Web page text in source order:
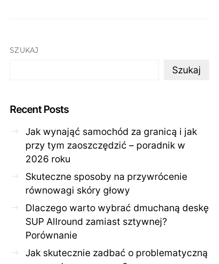
SZUKAJ
Szukaj
Recent Posts
Jak wynająć samochód za granicą i jak
przy tym zaoszczędzić – poradnik w
2026 roku
Skuteczne sposoby na przywrócenie
równowagi skóry głowy
Dlaczego warto wybrać dmuchaną deskę
SUP Allround zamiast sztywnej?
Porównanie
Jak skutecznie zadbać o problematyczną